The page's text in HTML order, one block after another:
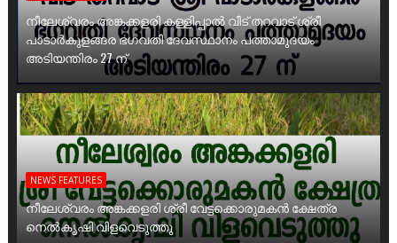
നീലേശ്വരം അങ്കക്കളരി കള്ളിപ്പാൽ വീട് തറവാട് ശ്രീ
പാടാർകുളങ്ങര ഭഗവതി ദേവസ്ഥാനം പത്താമുദയം
അടിയന്തിരം 27 ന്
NEWS FEATURES
നീലേശ്വരം അങ്കക്കളരി ശ്രീ വേട്ടക്കൊരുമകൻ ക്ഷേത്ര
നെൽകൃഷി വിളവെടുത്തു